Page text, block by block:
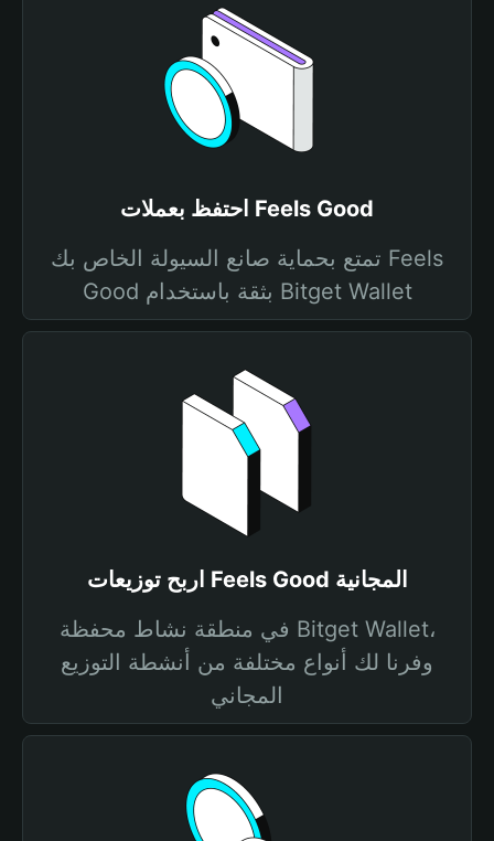
احتفظ بعملات Feels Good
تمتع بحماية صانع السيولة الخاص بك Feels
Good بثقة باستخدام Bitget Wallet
اربح توزيعات Feels Good المجانية
في منطقة نشاط محفظة Bitget Wallet،
وفرنا لك أنواع مختلفة من أنشطة التوزيع
المجاني